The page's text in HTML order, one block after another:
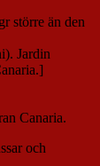
större än den
Canaria.
och